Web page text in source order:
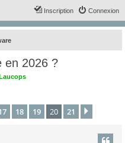
Connexion
Inscription
en 2026 ?
18 19 20 21